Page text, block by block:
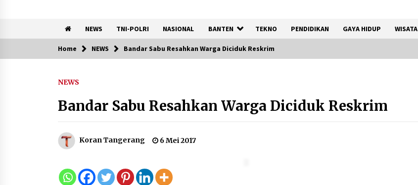
NEWS TNI-POLRI NASIONAL BANTEN TEKNO PENDIDIKAN GAYA HIDUP WISATA
Trending Now
Pengayoman ke-81 melalui
Siap Hadirkan Pengalaman
Tahap Akhir, Tak Ada Korban
Jiwa
Home NEWS Bandar Sabu Resahkan Warga Diciduk Reskrim
NEWS
Bandar Sabu Resahkan Warga Diciduk Reskrim
Koran Tangerang 6 Mei 2017